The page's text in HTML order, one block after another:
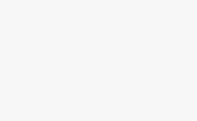
κατά τη διάρκεια της